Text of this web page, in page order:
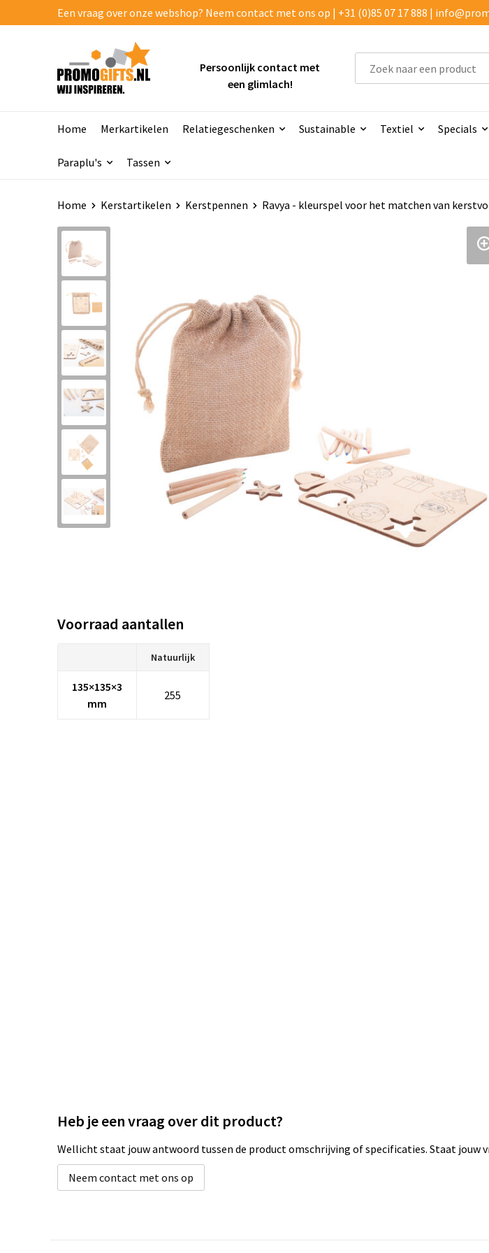
Een vraag over onze webshop? Neem contact met ons op | +31 (0)85 07 17 888 |
Persoonlijk contact met
een glimlach!
Home Merkartikelen Relatiegeschenken Sustainable Textiel Specials
Paraplu's Tassen
Home Kerstartikelen Kerstpennen Ravya - kleurspel voor het matchen van
Voorraad aantallen
Natuurlijk
135×135×3
mm
255
Heb je een vraag over dit product?
Wellicht staat jouw antwoord tussen de product omschrijving of specificaties. Staat jouw
Neem contact met ons op